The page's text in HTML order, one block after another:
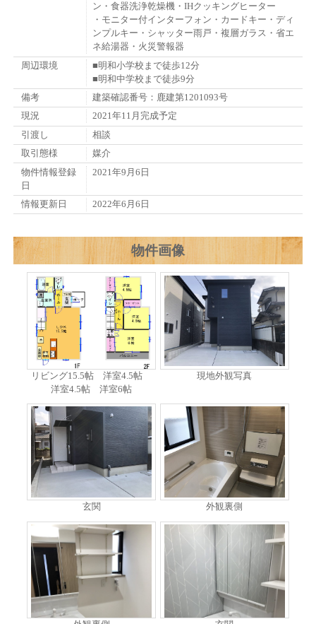
ン・食器洗浄乾燥機・IHクッキングヒーター
・モニター付インターフォン・カードキー・ディ
ンプルキー・シャッター雨戸・複層ガラス・省エ
ネ給湯器・火災警報器
周辺環境
■明和小学校まで徒歩12分
■明和中学校まで徒歩9分
備考
建築確認番号：鹿建第1201093号
現況
2021年11月完成予定
引渡し
相談
取引態様
媒介
物件情報登録
日
2021年9月6日
情報更新日 2022年6月6日
物件画像
リビング15.5帖 洋室4.5帖
洋室4.5帖 洋室6帖
現地外観写真
玄関 外観裏側